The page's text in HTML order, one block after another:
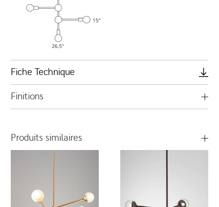
Fiche Technique
Finitions
Produits similaires